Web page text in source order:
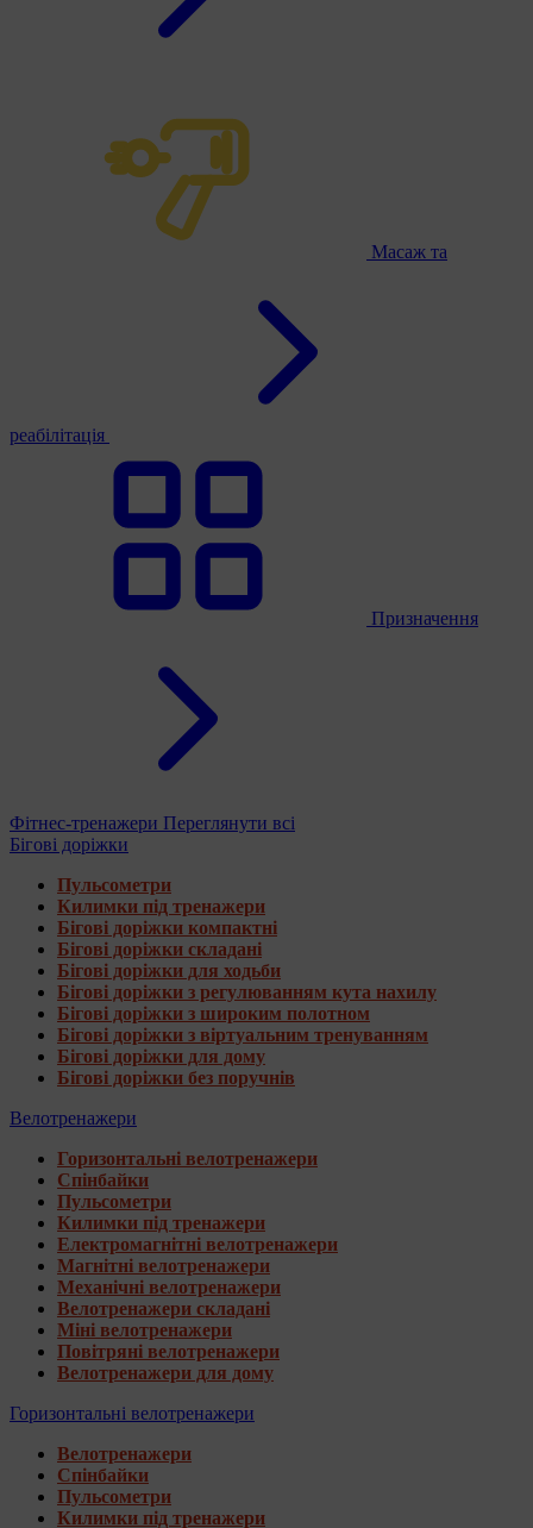
Масаж та
реабілітація
Призначення
Фітнес-тренажери Переглянути всі
Бігові доріжки
Пульсометри
Килимки під тренажери
Бігові доріжки компактні
Бігові доріжки складані
Бігові доріжки для ходьби
Бігові доріжки з регулюванням кута нахилу
Бігові доріжки з широким полотном
Бігові доріжки з віртуальним тренуванням
Бігові доріжки для дому
Бігові доріжки без поручнів
Велотренажери
Горизонтальні велотренажери
Спінбайки
Пульсометри
Килимки під тренажери
Електромагнітні велотренажери
Магнітні велотренажери
Механічні велотренажери
Велотренажери складані
Міні велотренажери
Повітряні велотренажери
Велотренажери для дому
Горизонтальні велотренажери
Велотренажери
Спінбайки
Пульсометри
Килимки під тренажери